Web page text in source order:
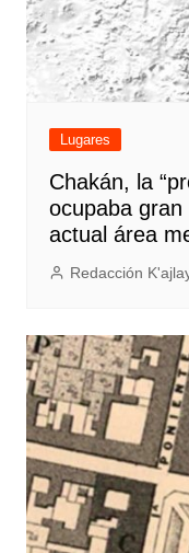
Lugares
Chakán, la
ocupaba gran
actual área
Redacción